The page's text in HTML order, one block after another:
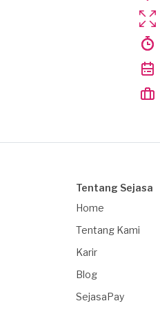
Tentang Sejasa
Home
Tentang Kami
Karir
Blog
SejasaPay